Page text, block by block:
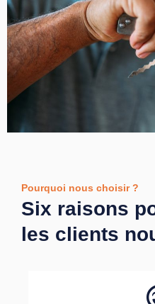
Pourquoi nous choisir ?
Six raisons
les clients